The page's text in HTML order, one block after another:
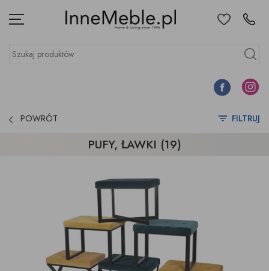
Menu UlubioneKontakt
Szukaj produktów
Szukaj
Facebook
POWRÓT FILTRUJ
PUFY, ŁAWKI (19)